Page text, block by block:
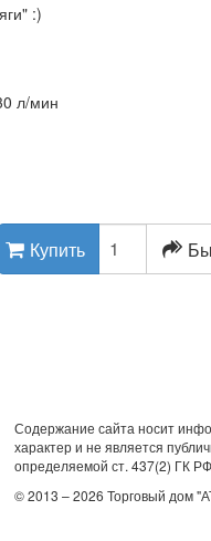
:)
л/мин
Купить
Содержание сайта носит
характер и не является
определяемой ст. 437(2) ГК
© 2013 – 2026 Торговый дом